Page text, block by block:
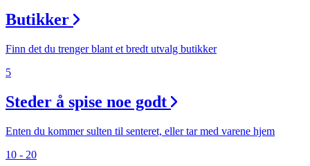
Butikker
Finn det du trenger blant et bredt utvalg butikker
5
Steder å spise noe godt
Enten du kommer sulten til senteret, eller tar med varene hjem
10 - 20